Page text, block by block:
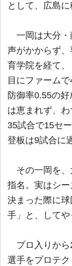
として、広島
一岡は大分・
声がかからず
育学院を経て
目にファーム
防御率0.55の
は恵まれず、
35試合で15セ
登板は9試合に
その一岡を、
指名。実はシ
決まった際に
手」と、してや
プロ入りから
選手をプロテ